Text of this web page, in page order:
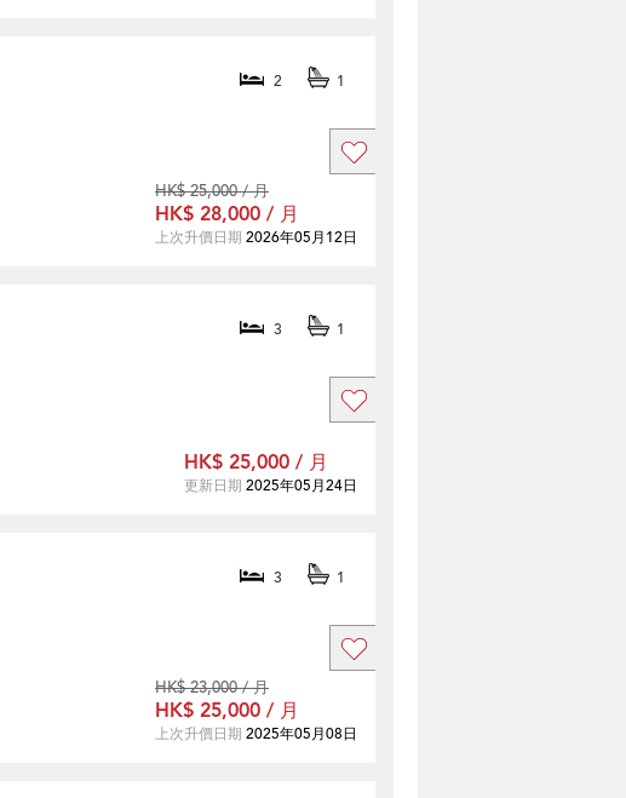
2 1
HK$ 25,000 / 月
HK$ 28,000 / 月
上次升價日期 2026年05月12日
3 1
HK$ 25,000 / 月
更新日期 2025年05月24日
3 1
HK$ 23,000 / 月
HK$ 25,000 / 月
上次升價日期 2025年05月08日